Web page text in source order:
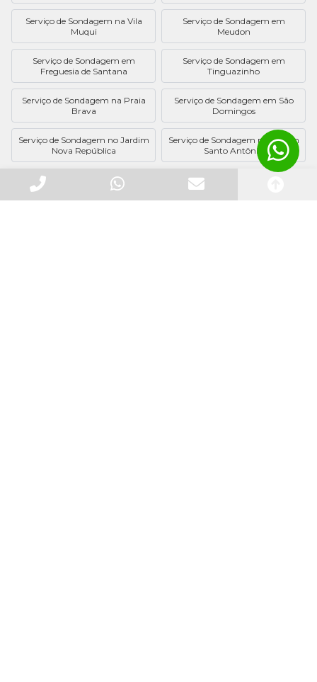
Serviço de Sondagem na Vila
Muqui
Serviço de Sondagem em
Meudon
Serviço de Sondagem em
Freguesia de Santana
Serviço de Sondagem em
Tinguazinho
Serviço de Sondagem na Praia
Brava
Serviço de Sondagem em São
Domingos
Serviço de Sondagem no Jardim
Nova República
Serviço de Sondagem no Jardim
Santo Antônio